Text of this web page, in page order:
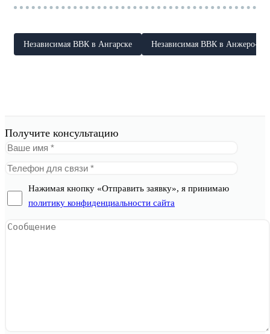
Независимая ВВК в Ангарске Независимая ВВК в Анжеро-
Получите консультацию
Нажимая кнопку «Отправить заявку», я принимаю
политику конфиденциальности сайта